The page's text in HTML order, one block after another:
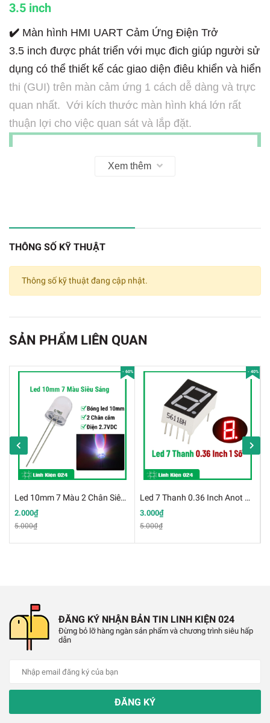
3.5 inch
✔️ Màn hình HMI UART Cảm Ứng Điện Trở
3.5 inch được phát triển với mục đich giúp người sử
dụng có thể thiết kế các giao diện điêu khiển và hiển
thi (GUI) trên màn cảm ứng 1 cách dễ dàng và trực
quan nhất. Với kích thước màn hình khá lớn rất
thuận lợi cho việc quan sát và lắp đặt.
Màn Hình HMI UART Cảm Ứng Điện Trở 3.5 Inch
Thông Số Kỹ Thuật Màn hình HMI UART Cảm
Ứng Điện Trở 3.5 inch:
✔️Màn hình HMI 3.5 Inch cảm ứng điện trở.
✔️Giao tiếp UART mức TTL (3 - 5VDC).
✔️Kích thước của màn hình HMI UART: 10x5.5 cm
Xem thêm
THÔNG SỐ KỸ THUẬT
Thông số kỹ thuật đang cập nhật.
SẢN PHẨM LIÊN QUAN
- 60%
Led 10mm 7 Màu 2 Chân Siêu Sáng Đầy Màu Sắc
2.000₫
5.000₫
- 40%
Led 7 Thanh 0.36 Inch Anot Chung
3.000₫
5.000₫
ĐĂNG KÝ NHẬN BẢN TIN LINH KIỆN 024
Đừng bỏ lỡ hàng ngàn sản phẩm và chương trình siêu hấp
dẫn
ĐĂNG KÝ